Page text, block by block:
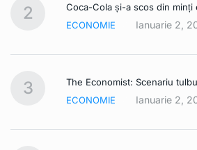
2
Coca-Cola și-a scos din minți
ECONOMIE
Ianuarie 2,
3
The Economist: Scenariu
ECONOMIE
Ianuarie 2,